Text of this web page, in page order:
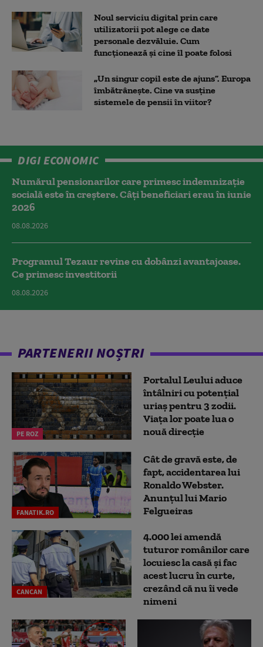
Noul serviciu digital prin care
utilizatorii pot alege ce date
personale dezvăluie. Cum
funcționează și cine îl poate folosi
„Un singur copil este de ajuns”. Europa
îmbătrânește. Cine va susține
sistemele de pensii în viitor?
DIGI ECONOMIC
Numărul pensionarilor care primesc indemnizaţie
socială este în creștere. Câți beneficiari erau în iunie
2026
08.08.2026
Programul Tezaur revine cu dobânzi avantajoase.
Ce primesc investitorii
08.08.2026
PARTENERII NOȘTRI
PE ROZ
Portalul Leului aduce
întâlniri cu potențial
uriaș pentru 3 zodii.
Viața lor poate lua o
nouă direcție
FANATIK.RO
Cât de gravă este, de
fapt, accidentarea lui
Ronaldo Webster.
Anunțul lui Mario
Felgueiras
CANCAN
4.000 lei amendă
tuturor românilor care
locuiesc la casă și fac
acest lucru în curte,
crezând că nu îi vede
nimeni